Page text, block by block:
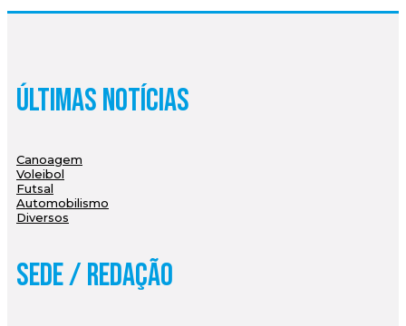
Últimas Notícias
Canoagem
Voleibol
Futsal
Automobilismo
Diversos
Sede / Redação